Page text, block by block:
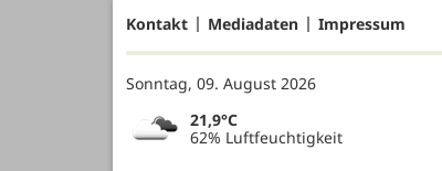
Kontakt Mediadaten Impressum
Sonntag, 09. August 2026
21,9°C
62% Luftfeuchtigkeit